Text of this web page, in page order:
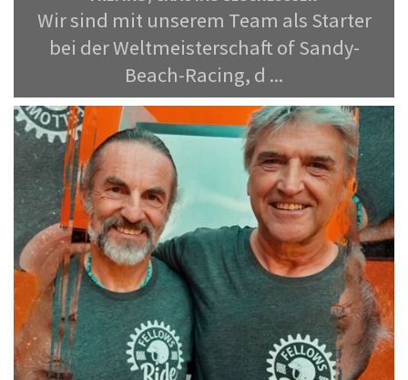
Wir sind mit unserem Team als Starter
bei der Weltmeisterschaft of Sandy-
Beach-Racing, d ...